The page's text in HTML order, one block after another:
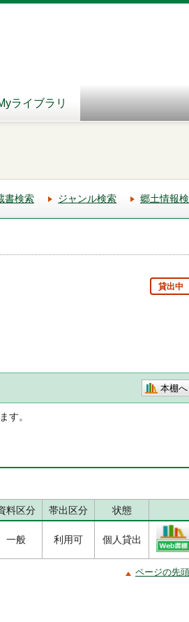
ライブラリ
書検索 ジャンル検索 郷土情報
貸出中
本棚へ
す。
料区分 帯出区分 状態
一般 利用可 個人貸出
ページの先